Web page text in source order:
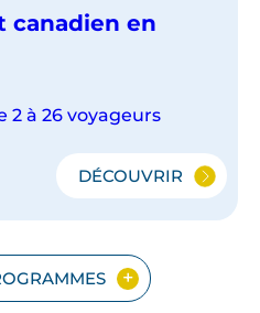
canadien en
2 à 26 voyageurs
DÉCOUVRIR
JOYAUX
CANADIEN
EN
GROUPE